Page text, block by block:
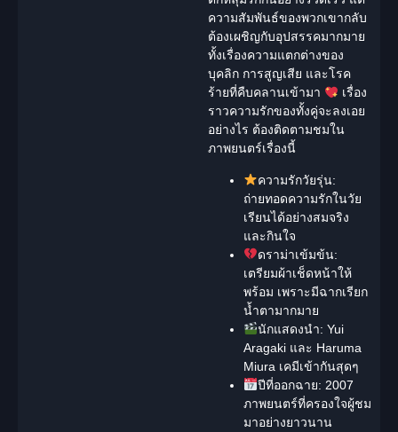
ความสัมพันธ์ของพวกเขากลับ
ต้องเผชิญกับอุปสรรคมากมาย
ทั้งเรื่องความแตกต่างของ
บุคลิก การสูญเสีย และโรค
ร้ายที่คืบคลานเข้ามา
เรื่อง
ราวความรักของทั้งคู่จะลงเอย
อย่างไร ต้องติดตามชมใน
ภาพยนตร์เรื่องนี้
ความรักวัยรุ่น:
ถ่ายทอดความรักในวัย
เรียนได้อย่างสมจริง
และกินใจ
ดราม่าเข้มข้น:
เตรียมผ้าเช็ดหน้าให้
พร้อม เพราะมีฉากเรียก
น้ำตามากมาย
นักแสดงนำ: Yui
Aragaki และ Haruma
Miura เคมีเข้ากันสุดๆ
ปีที่ออกฉาย: 2007
ภาพยนตร์ที่ครองใจผู้ชม
มาอย่างยาวนาน